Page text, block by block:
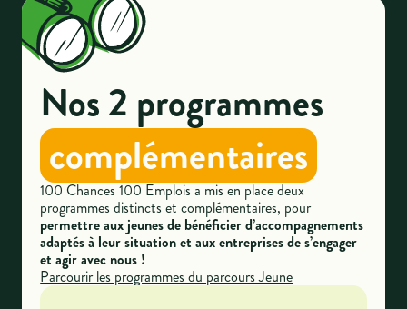
Nos 2 programmes
complémentaires
100 Chances 100 Emplois a mis en place deux
programmes distincts et complémentaires, pour
permettre aux jeunes de bénéficier d’accompagnements
adaptés à leur situation et aux entreprises de s’engager
et agir avec nous !
Parcourir les programmes du parcours Jeune